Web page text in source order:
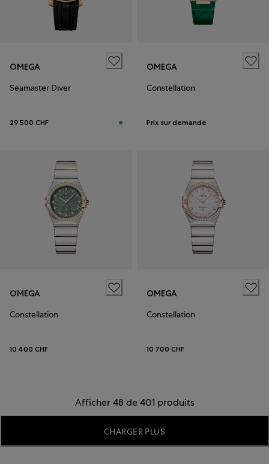
OMEGA
Seamaster Diver
29 500 CHF
OMEGA
Constellation
Prix sur demande
OMEGA
Constellation
10 400 CHF
OMEGA
Constellation
10 700 CHF
Afficher 48 de 401 produits
CHARGER PLUS